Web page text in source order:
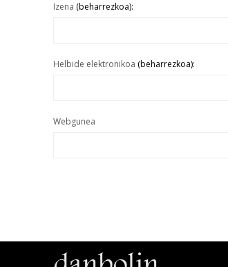
Izena (beharrezkoa):
Helbide elektronikoa (beharrezkoa):
Webgunea